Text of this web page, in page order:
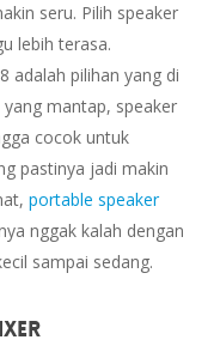
seru. Pilih speaker
lebih terasa.
adalah pilihan yang di
mantap, speaker
cocok untuk
pastinya jadi makin
portable speaker
nggak kalah dengan
sampai sedang.